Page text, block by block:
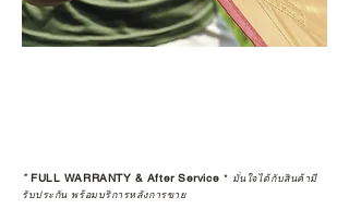
*FULL WARRANTY & After Service * มั่นใจได้กับสินค้ามี
รับประกัน พร้อมบริการหลังการขาย